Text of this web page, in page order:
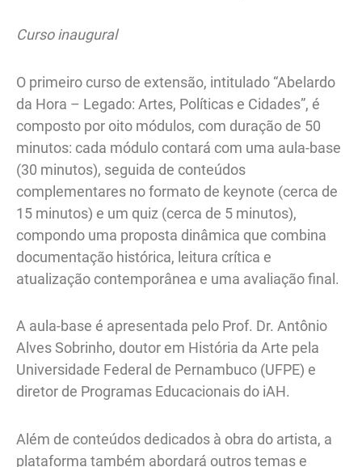
Curso inaugural
O primeiro curso de extensão, intitulado “Abelardo
da Hora – Legado: Artes, Políticas e Cidades”, é
composto por oito módulos, com duração de 50
minutos: cada módulo contará com uma aula-base
(30 minutos), seguida de conteúdos
complementares no formato de keynote (cerca de
15 minutos) e um quiz (cerca de 5 minutos),
compondo uma proposta dinâmica que combina
documentação histórica, leitura crítica e
atualização contemporânea e uma avaliação final.
A aula-base é apresentada pelo Prof. Dr. Antônio
Alves Sobrinho, doutor em História da Arte pela
Universidade Federal de Pernambuco (UFPE) e
diretor de Programas Educacionais do iAH.
Além de conteúdos dedicados à obra do artista, a
plataforma também abordará outros temas e